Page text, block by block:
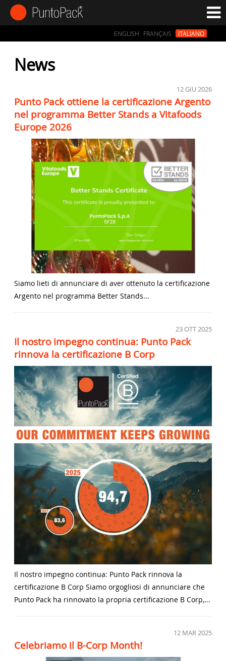
ENGLISH FRANÇAIS ITALIANO
News
12 GIU 2026
Punto Pack ottiene la certificazione Argento
nel programma Better Stands a Vitafoods
Europe 2026
Siamo lieti di annunciare di aver ottenuto la certificazione
Argento nel programma Better Stands...
23OTT 2025
Il nostro impegno continua: Punto Pack
rinnova la certificazione B Corp
Il nostro impegno continua: Punto Pack rinnova la
certificazione B Corp Siamo orgogliosi di annunciare che
Punto Pack ha rinnovato la propria certificazione B Corp,...
12 MAR 2025
Celebriamo il B-Corp Month!